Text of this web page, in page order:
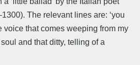
The relevant lines are: ‘you
voice that comes weeping from my
and that ditty, telling of a